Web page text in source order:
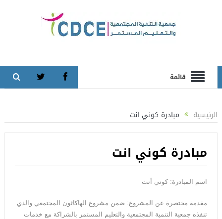
قائمة
الرئيسية مبادرة كوني انت
مبادرة كوني انت
اسم المبادرة: كوني أنت
مقدمة مختصرة عن المشروع: ضمن مشروع الهاكاثون المجتمعي والذي
تنفذه جمعية التنمية المجتمعية والتعليم المستمر بالشراكة مع خدمات